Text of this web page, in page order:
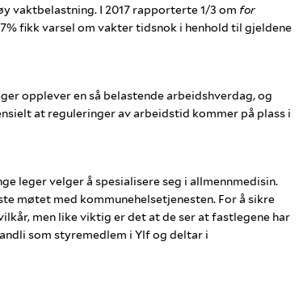
vaktbelastning. I 2017 rapporterte 1/3 om for
fikk varsel om vakter tidsnok i henhold til gjeldene
opplever en så belastende arbeidshverdag, og
at reguleringer av arbeidstid kommer på plass i
leger velger å spesialisere seg i allmennmedisin.
møtet med kommunehelsetjenesten. For å sikre
men like viktig er det at de ser at fastlegene har
som styremedlem i Ylf og deltar i